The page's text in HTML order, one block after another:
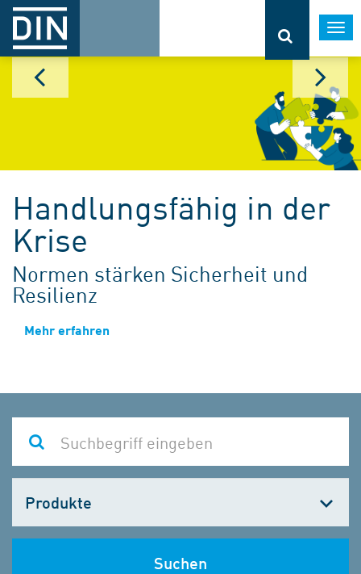
Handlungsfähig in der
Krise
Normen stärken Sicherheit und
Resilienz
Mehr erfahren
wählen
Suchen